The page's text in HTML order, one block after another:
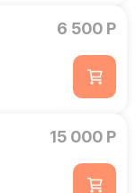
6 500 Р
15 000 Р